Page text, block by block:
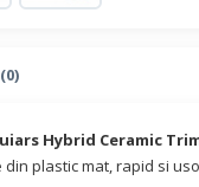
Hybrid Ceramic
plastic mat, rapid si